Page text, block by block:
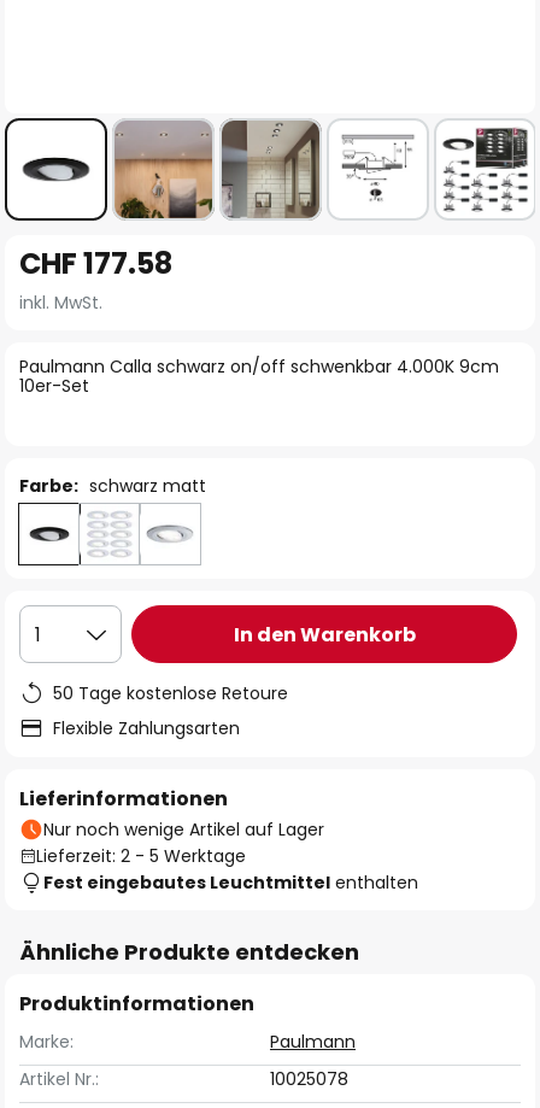
Anfang
der
springen
Paulmann Calla schwarz on/off schwenkbar 4.000K 9cm
10er-Set
CHF 177.58
inkl. MwSt.
Farbe: schwarz matt
1 In den Warenkorb
50 Tage kostenlose Retoure
Flexible Zahlungsarten
Lieferinformationen
Nur noch wenige Artikel auf Lager
Lieferzeit: 2 - 5 Werktage
Fest eingebautes Leuchtmittel enthalten
Ähnliche Produkte entdecken
Produktinformationen
Marke:
Paulmann
Artikel Nr.:
10025078